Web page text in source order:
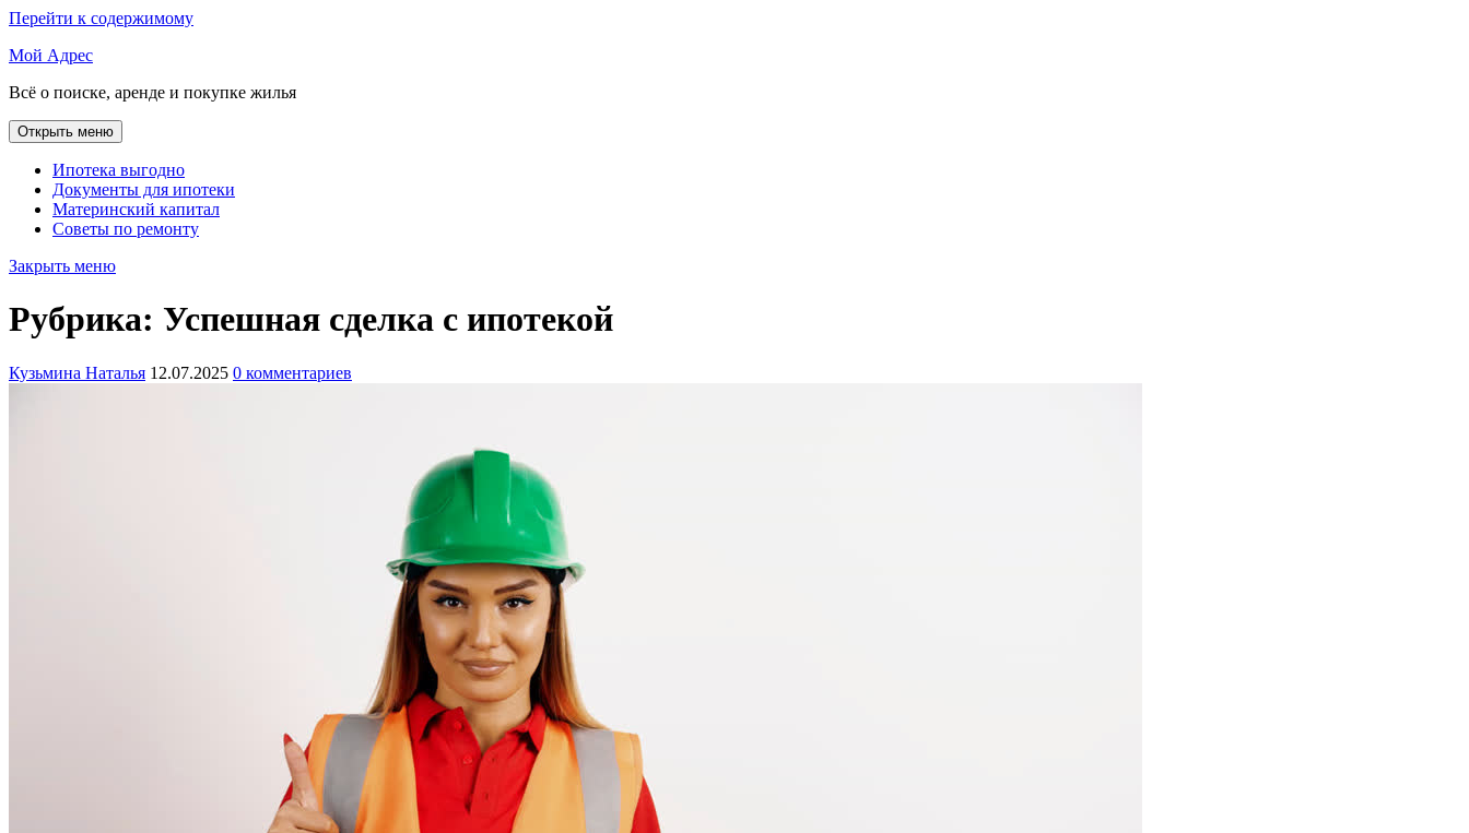
Перейти к содержимому
Мой Адрес
Всё о поиске, аренде и покупке жилья
Открыть меню
Ипотека выгодно
Документы для ипотеки
Материнский капитал
Советы по ремонту
Закрыть меню
Рубрика: Успешная сделка с ипотекой
Кузьмина Наталья 12.07.2025 0 комментариев